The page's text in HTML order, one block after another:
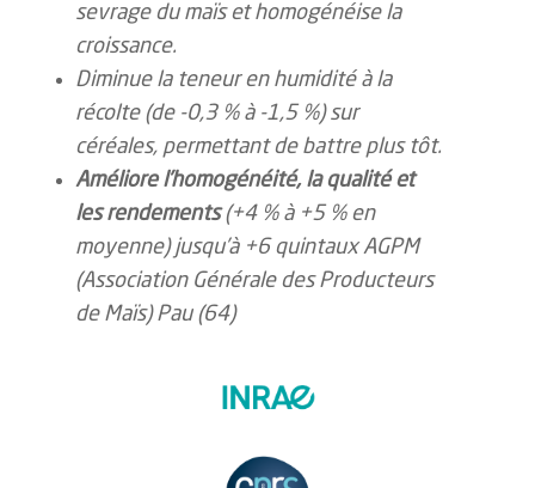
sevrage du maïs et homogénéise la
croissance.
Diminue la teneur en humidité à la
récolte (de -0,3 % à -1,5 %)sur
céréales, permettant de battre plus tôt.
Améliorel’homogénéité, la qualité et
les rendements (+4 % à +5 % en
moyenne)jusqu’à +6 quintauxAGPM
(Association Générale des Producteurs
de Maïs) Pau (64)